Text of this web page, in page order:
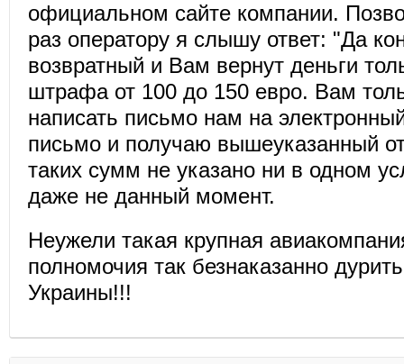
официальном сайте компании.
раз оператору я слышу ответ: "Да
возвратный и Вам вернут деньги
штрафа от 100 до 150 евро. Вам
написать письмо нам на
письмо и получаю вышеуказанный
таких сумм не указано ни в одном
даже не данный момент.
Неужели такая крупная
полномочия так безнаказанно
Украины!!!